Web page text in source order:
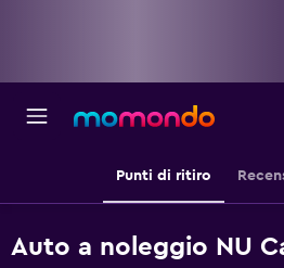
Punti di ritiro
Auto a noleggio NU